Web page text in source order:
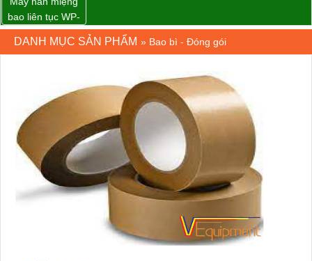
bao liên tục WP-
1200V chính
hãng giá tốt
DANH MỤC SẢN PHẨM » Bao bì - Đóng gói